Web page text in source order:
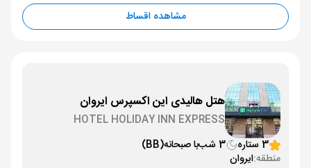
مشاهده اقساط
هتل هالیدی این اکسپرس ایروان
HOTEL HOLIDAY INN EXPRESS
3 ستاره
3 شب با صبحانه(BB)
منطقه:ایروان